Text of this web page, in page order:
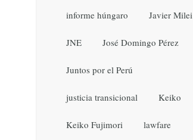
informe húngaro Javier Milei
JNE José Domingo Pérez
Juntos por el Perú
justicia transicional Keiko
Keiko Fujimori lawfare